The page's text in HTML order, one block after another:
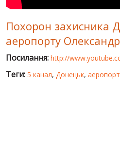
РОСІЙСЬКО-УКРАЇНСЬКА ВІЙНА
"WINTER ON FIRE"
ХРОНОЛОГІЯ ЄВРОМАЙДАНУ
Похорон захисника
аеропорту
Посилання: http://
Теги: 5 канал, Донецьк, аеропорт